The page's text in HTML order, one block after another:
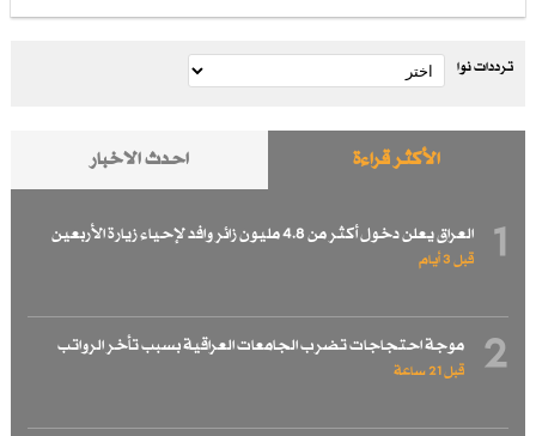
ترددات نوا
الأكثر قراءة احدث الاخبار
1 العراق يعلن دخول أكثر من 4.8 مليون زائر وافد لإحياء زيارة الأربعين
قبل 3 أيام
2 موجة احتجاجات تضرب الجامعات العراقية بسبب تأخر الرواتب
قبل 21 ساعة